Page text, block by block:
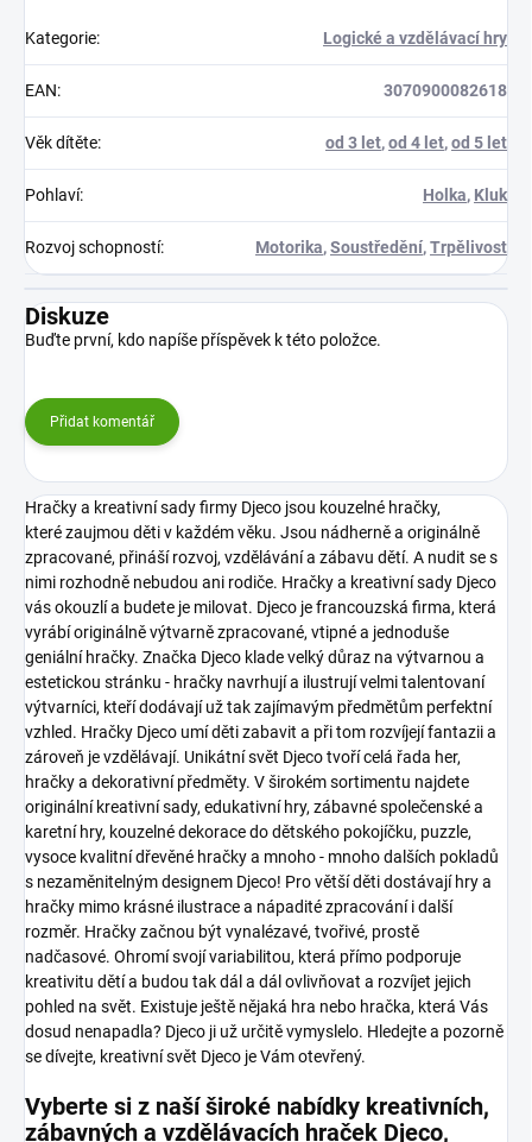
Kategorie: Logické a vzdělávací hry
EAN: 3070900082618
Věk dítěte: od 3 let,od 4 let,od 5 let
Pohlaví: Holka, Kluk
Rozvoj schopností: Motorika,Soustředění,Trpělivost
Diskuze
Buďte první, kdo napíše příspěvek k této položce.
Přidat komentář
Hračky a kreativní sady firmy Djeco jsou kouzelné hračky,
které zaujmou děti v každém věku. Jsou nádherně a originálně
zpracované, přináší rozvoj, vzdělávání a zábavu dětí. A nudit se s
nimi rozhodně nebudou ani rodiče. Hračky a kreativní sady Djeco
vás okouzlí a budete je milovat. Djeco je francouzská firma, která
vyrábí originálně výtvarně zpracované, vtipné a jednoduše
geniální hračky. Značka Djeco klade velký důraz na výtvarnou a
estetickou stránku - hračky navrhují a ilustrují velmi talentovaní
výtvarníci, kteří dodávají už tak zajímavým předmětům perfektní
vzhled. Hračky Djeco umí děti zabavit a při tom rozvíjejí fantazii a
zároveň je vzdělávají. Unikátní svět Djeco tvoří celá řada her,
hračky a dekorativní předměty. V širokém sortimentu najdete
originální kreativní sady, edukativní hry, zábavné společenské a
karetní hry, kouzelné dekorace do dětského pokojíčku, puzzle,
vysoce kvalitní dřevěné hračky a mnoho - mnoho dalších pokladů
s nezaměnitelným designem Djeco! Pro větší děti dostávají hry a
hračky mimo krásné ilustrace a nápadité zpracování i další
rozměr. Hračky začnou být vynalézavé, tvořivé, prostě
nadčasové. Ohromí svojí variabilitou, která přímo podporuje
kreativitu dětí a budou tak dál a dál ovlivňovat a rozvíjet jejich
pohled na svět. Existuje ještě nějaká hra nebo hračka, která Vás
dosud nenapadla? Djeco ji už určitě vymyslelo. Hledejte a pozorně
se dívejte, kreativní svět Djeco je Vám otevřený.
Vyberte si z naší široké nabídky kreativních,
zábavných a vzdělávacích hraček Djeco,